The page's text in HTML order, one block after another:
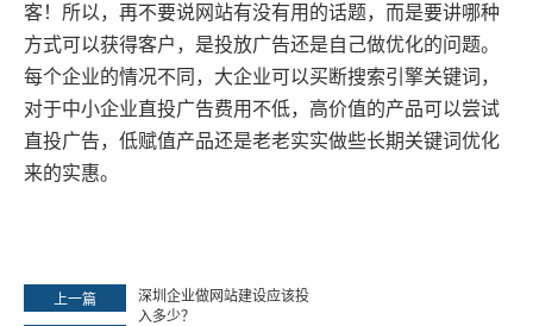
客！所以，再不要说网站有没有用的话题，而是要讲哪种
方式可以获得客户，是投放广告还是自己做优化的问题。
每个企业的情况不同，大企业可以买断搜索引擎关键词，
对于中小企业直投广告费用不低，高价值的产品可以尝试
直投广告，低赋值产品还是老老实实做些长期关键词优化
来的实惠。
上一篇
深圳企业做网站建设应该投
入多少？